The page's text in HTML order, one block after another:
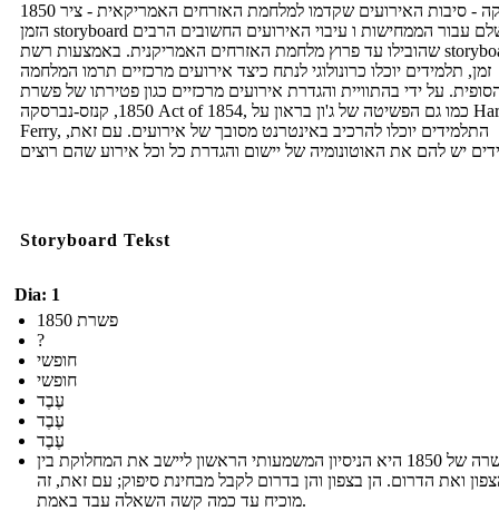
1850 אמריקה - סיבות האירועים שקדמו למלחמת האזרחים האמריקאית - ציר
הזמן storyboard מושלם עבור הממחישות ו עיבוי האירועים החשובים הרבים
שהובילו עד פרוץ מלחמת האזרחים האמריקנית. באמצעות רשת storyboard ציר
זמן, תלמידים יוכלו כרונולוגי לנתח כיצד אירועים מרכזיים תרמו המלחמה
על ידי בהתוויית והגדרת אירועים מרכזיים כגון פטירתו של פשרת
1850, קנזס-נברסקה Act of 1854, כמו גם הפשיטה של ​​ג'ון בראון על Harpers
Ferry, התלמידים יוכלו להרכיב באינטרנט מסובך של אירועים. עם זאת,
Storyboard Tekst
Dia: 1
פשרת 1850
?
חופשי
חופשי
עֶבֶד
עֶבֶד
עֶבֶד
הפשרה של 1850 היא הניסיון המשמעותי הראשון ליישב את המחלוקת בין
ואת הדרום. הן בצפון והן בדרום לקבל מבחינת סיפוק; עם זאת, זה
מוכיח עד כמה קשה השאלה עבד באמת.